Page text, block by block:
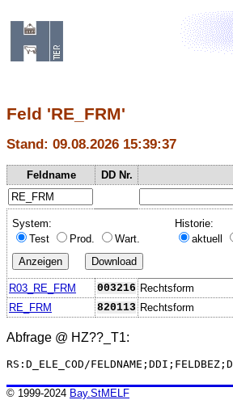
Feld 'RE_FRM'
Stand: 09.08.2026 15:39:37
Feldname DD Nr.
System:
Test
Prod. Wart.
Historie:
aktuell
R03_RE_FRM 003216 Rechtsform
RE_FRM
820113 Rechtsform
Abfrage @ HZ??_T1:
RS:D_ELE_COD/
© 1999-2024 Bay.StMELF